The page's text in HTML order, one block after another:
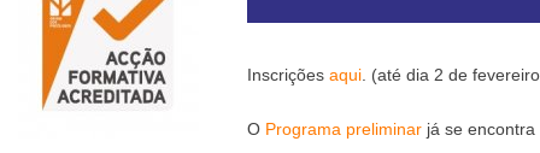
Inscrições aqui . (até dia 2 de
O Programa preliminar já se